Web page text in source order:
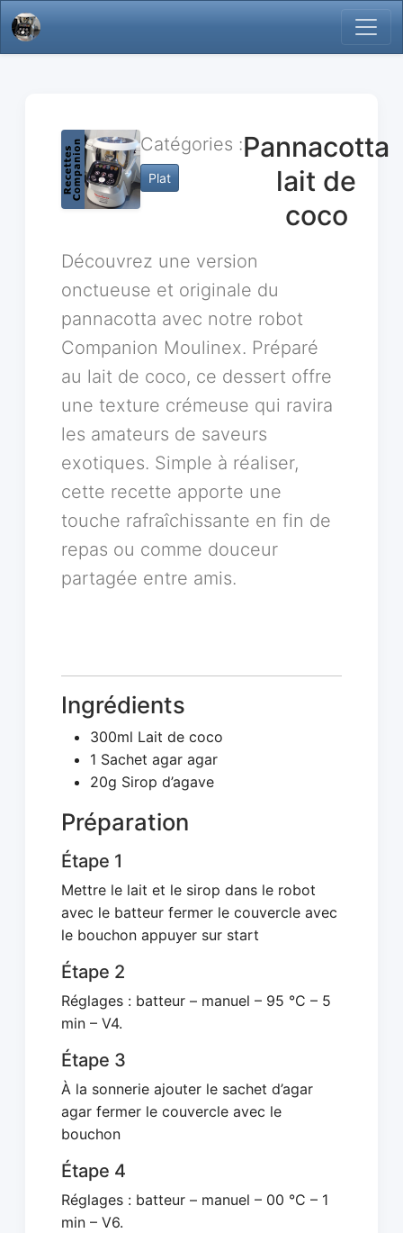
Catégories :
Plat
Pannacotta
lait de
coco
Découvrez une version
onctueuse et originale du
pannacotta avec notre robot
Companion Moulinex. Préparé
au lait de coco, ce dessert offre
une texture crémeuse qui ravira
les amateurs de saveurs
exotiques. Simple à réaliser,
cette recette apporte une
touche rafraîchissante en fin de
repas ou comme douceur
partagée entre amis.
Ingrédients
300ml Lait de coco
1 Sachet agar agar
20g Sirop d’agave
Préparation
Étape 1
Mettre le lait et le sirop dans le robot
avec le batteur fermer le couvercle avec
le bouchon appuyer sur start
Étape 2
Réglages : batteur – manuel – 95 °C – 5
min – V4.
Étape 3
À la sonnerie ajouter le sachet d’agar
agar fermer le couvercle avec le
bouchon
Étape 4
Réglages : batteur – manuel – 00 °C – 1
min – V6.